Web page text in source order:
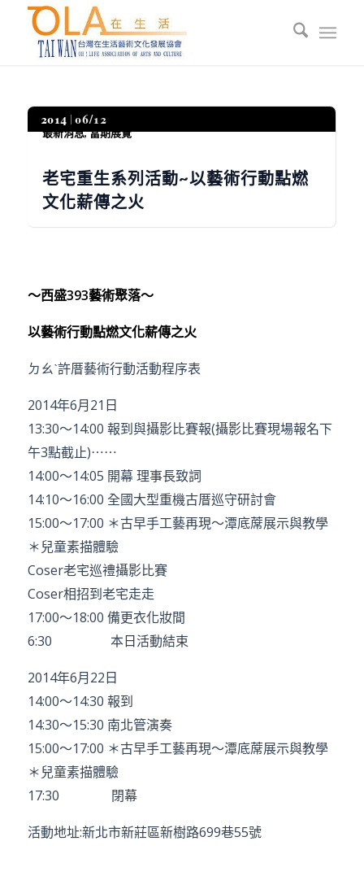
2014 06/12
最新消息,當期展覽
老宅重生系列活動~以藝術行動點燃
文化薪傳之火
～西盛393藝術聚落～
以藝術行動點燃文化薪傳之火
ㄉㄠˋ許厝藝術行動活動程序表
2014年6月21日
13:30～14:00 報到與攝影比賽報(攝影比賽現場報名下
午3點截止)⋯⋯
14:00～14:05 開幕 理事長致詞
14:10～16:00 全國大型重機古厝巡守研討會
15:00～17:00 ＊古早手工藝再現～潭底蓆展示與教學
＊兒童素描體驗
Coser老宅巡禮攝影比賽
Coser相招到老宅走走
17:00～18:00 備更衣化妝間
6:30 本日活動結束
2014年6月22日
14:00～14:30 報到
14:30～15:30 南北管演奏
15:00～17:00 ＊古早手工藝再現～潭底蓆展示與教學
＊兒童素描體驗
17:30 閉幕
活動地址:新北市新莊區新樹路699巷55號